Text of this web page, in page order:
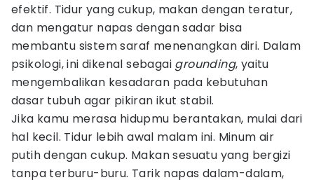
efektif. Tidur yang cukup, makan dengan teratur,
dan mengatur napas dengan sadar bisa
membantu sistem saraf menenangkan diri. Dalam
psikologi, ini dikenal sebagai grounding, yaitu
mengembalikan kesadaran pada kebutuhan
dasar tubuh agar pikiran ikut stabil.
Jika kamu merasa hidupmu berantakan, mulai dari
hal kecil. Tidur lebih awal malam ini. Minum air
putih dengan cukup. Makan sesuatu yang bergizi
tanpa terburu-buru. Tarik napas dalam-dalam,